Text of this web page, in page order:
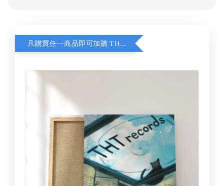
凡購買任一商品即可加購 THT 九週年 同一片天空 無框畫 30 x 30 cm 附掛勾 (黑膠封面大小）